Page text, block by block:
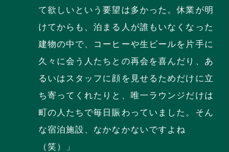
て欲しいという要望は多かった。休業が明
けてからも、泊まる人が誰もいなくなった
建物の中で、コーヒーや生ビールを片手に
久々に会う人たちとの再会を喜んだり、あ
るいはスタッフに顔を見せるためだけに立
ち寄ってくれたりと、唯一ラウンジだけは
町の人たちで毎日賑わっていました。そん
な宿泊施設、なかなかないですよね
（笑）」